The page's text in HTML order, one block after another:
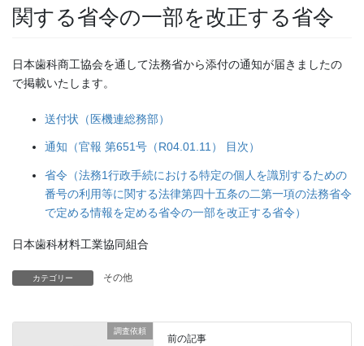
関する省令の一部を改正する省令
日本歯科商工協会を通して法務省から添付の通知が届きましたの
で掲載いたします。
送付状（医機連総務部）
通知（官報 第651号（R04.01.11） 目次）
省令（法務1行政手続における特定の個人を識別するための
番号の利用等に関する法律第四十五条の二第一項の法務省令
で定める情報を定める省令の一部を改正する省令）
日本歯科材料工業協同組合
カテゴリー その他
調査依頼
前の記事